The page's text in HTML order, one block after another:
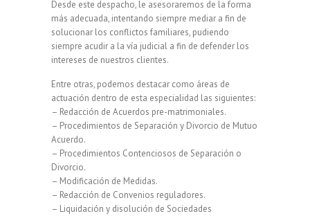
Desde este despacho, le asesoraremos de la forma
más adecuada, intentando siempre mediar a fin de
solucionar los conflictos familiares, pudiendo
siempre acudir a la vía judicial a fin de defender los
intereses de nuestros clientes.
Entre otras, podemos destacar como áreas de
actuación dentro de esta especialidad las siguientes:
– Redacción de Acuerdos pre-matrimoniales.
– Procedimientos de Separación y Divorcio de Mutuo
Acuerdo.
– Procedimientos Contenciosos de Separación o
Divorcio.
– Modificación de Medidas.
– Redacción de Convenios reguladores.
– Liquidación y disolución de Sociedades